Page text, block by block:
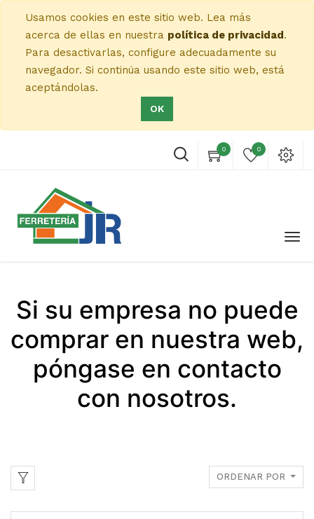
Usamos cookies en este sitio web. Lea más
acerca de ellas en nuestra política de privacidad.
Para desactivarlas, configure adecuadamente su
navegador. Si continúa usando este sitio web, está
aceptándolas.
OK
0 0
Si su empresa no puede
comprar en nuestra web,
póngase en contacto
con nosotros.
ORDENAR POR